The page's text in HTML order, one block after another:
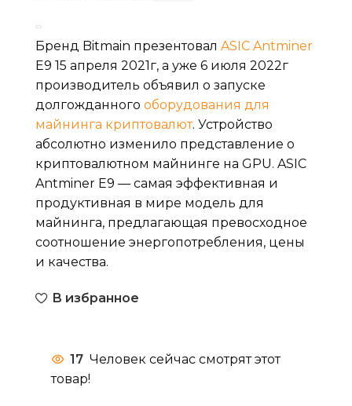
Бренд Bitmain презентовал ASIC Antminer
E9 15 апреля 2021г, а уже 6 июля 2022г
производитель объявил о запуске
долгожданного оборудования для
майнинга криптовалют. Устройство
абсолютно изменило представление о
криптовалютном майнинге на GPU. ASIC
Antminer E9 — самая эффективная и
продуктивная в мире модель для
майнинга, предлагающая превосходное
соотношение энергопотребления, цены
и качества.
В избранное
17 Человек сейчас смотрят этот
товар!